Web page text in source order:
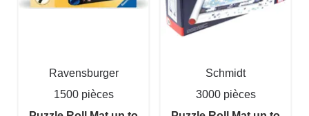
Ravensburger
1500 pièces
Schmidt
3000 pièces